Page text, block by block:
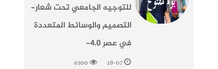
للتوجيه الجامعي تحت شعار-
التصميم والوسائط المتعددة
في عصر 4.0-
19-07
6300